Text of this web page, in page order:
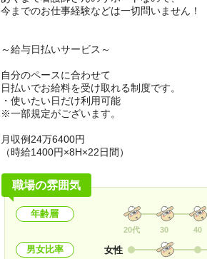
今までのお仕事経験などは一切問いません！
～給与日払いサービス～
自分のペースに合わせて
日払いでお給料を受け取れる制度です。
・使いたい日だけ利用可能
※一部規定がございます。
月収例24万6400円
（時給1400円×8H×22日間）
職場の雰囲気
年齢層
20代 30 40
男女比率 女性